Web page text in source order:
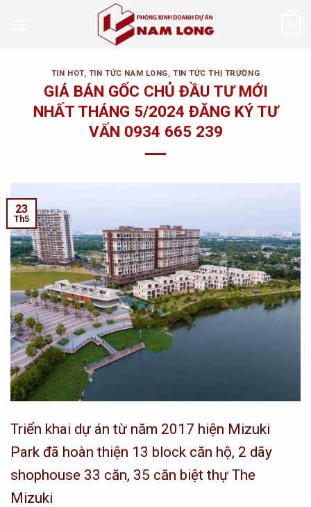
TIN HOT, TIN TỨC NAM LONG,TIN TỨC THỊ TRƯỜNG
GIÁ BÁN GỐC CHỦ ĐẦU TƯ MỚI
NHẤT THÁNG 5/2024 ĐĂNG KÝ TƯ
VẤN 0934 665 239
23
Th5
Triển khai dự án từ năm 2017 hiện Mizuki
Park đã hoàn thiện 13 block căn hộ, 2 dãy
shophouse 33 căn, 35 căn biệt thự The
Mizuki